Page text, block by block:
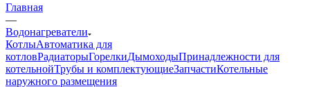
Главная
—
Водонагреватели
КотлыАвтоматика для
котловРадиаторыГорелкиДымоходыПринадлежности для
котельнойТрубы и комплектующиеЗапчастиКотельные
наружного размещения